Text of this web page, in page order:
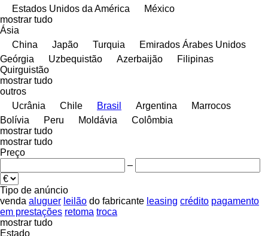
Estados Unidos da América
México
mostrar tudo
Ásia
China
Japão Turquia
Emirados Árabes Unidos
Geórgia
Uzbequistão Azerbaijão
Filipinas
Quirguistão
mostrar tudo
outros
Ucrânia
Chile Brasil Argentina
Marrocos
Bolívia
Peru Moldávia
Colômbia
mostrar tudo
mostrar tudo
Preço
–
Tipo de anúncio
venda aluguer leilão do fabricante leasing crédito pagamento
em prestações retoma troca
mostrar tudo
Estado